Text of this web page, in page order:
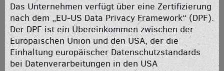
Das Unternehmen verfügt über eine Zertifizierung
nach dem „EU-US Data Privacy Framework“ (DPF).
Der DPF ist ein Übereinkommen zwischen der
Europäischen Union und den USA, der die
Einhaltung europäischer Datenschutzstandards
bei Datenverarbeitungen in den USA